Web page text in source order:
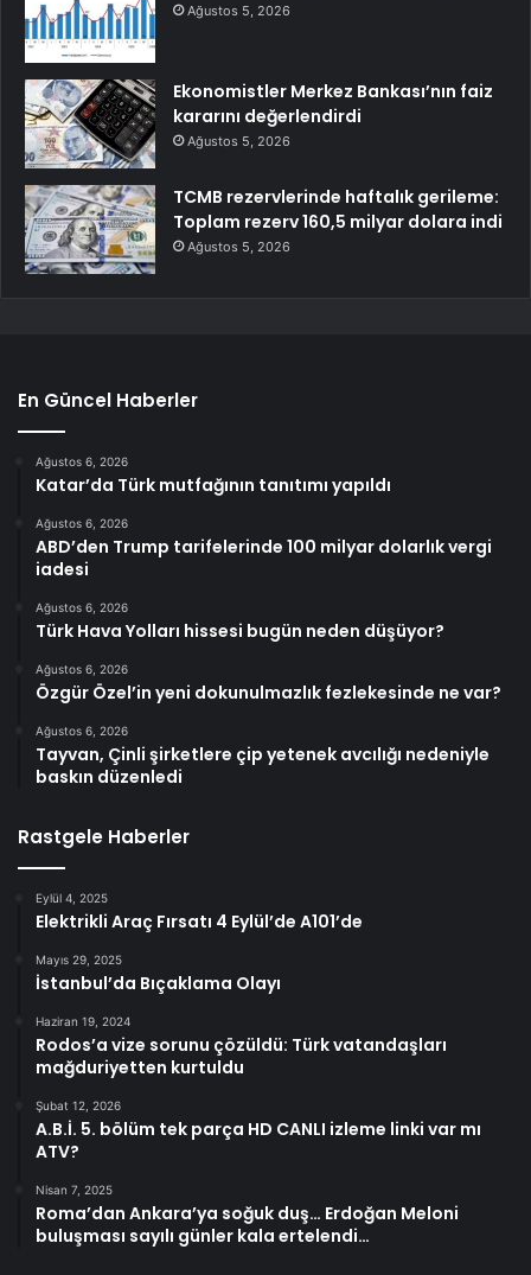
Ağustos 5, 2026
Ekonomistler Merkez Bankası’nın faiz
kararını değerlendirdi
Ağustos 5, 2026
TCMB rezervlerinde haftalık gerileme:
Toplam rezerv 160,5 milyar dolara indi
Ağustos 5, 2026
En Güncel Haberler
Ağustos 6, 2026
Katar’da Türk mutfağının tanıtımı yapıldı
Ağustos 6, 2026
ABD’den Trump tarifelerinde 100 milyar dolarlık vergi
iadesi
Ağustos 6, 2026
Türk Hava Yolları hissesi bugün neden düşüyor?
Ağustos 6, 2026
Özgür Özel’in yeni dokunulmazlık fezlekesinde ne var?
Ağustos 6, 2026
Tayvan, Çinli şirketlere çip yetenek avcılığı nedeniyle
baskın düzenledi
Rastgele Haberler
Eylül 4, 2025
Elektrikli Araç Fırsatı 4 Eylül’de A101’de
Mayıs 29, 2025
İstanbul’da Bıçaklama Olayı
Haziran 19, 2024
Rodos’a vize sorunu çözüldü: Türk vatandaşları
mağduriyetten kurtuldu
Şubat 12, 2026
A.B.İ. 5. bölüm tek parça HD CANLI izleme linki var mı
ATV?
Nisan 7, 2025
Roma’dan Ankara’ya soğuk duş… Erdoğan Meloni
buluşması sayılı günler kala ertelendi…